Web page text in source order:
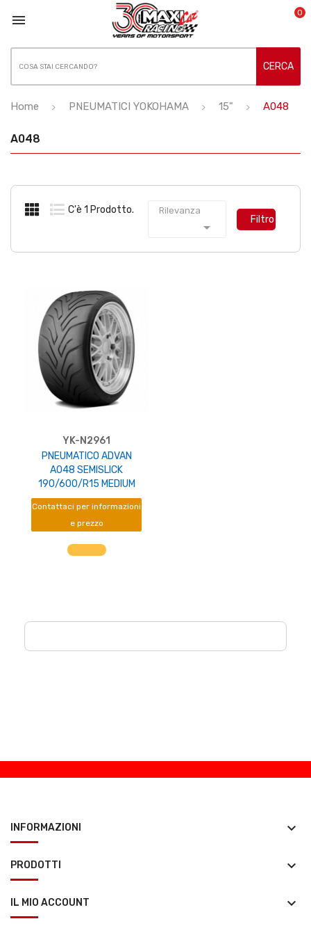
 0
CERCA
Home PNEUMATICI YOKOHAMA 15" A048
A048
C'è 1 Prodotto. Rilevanza
 Filtro
YK-N2961
PNEUMATICO ADVAN
A048 SEMISLICK
190/600/R15 MEDIUM
Contattaci per informazioni
e prezzo
INFORMAZIONI keyboard_arrow_down
PRODOTTI keyboard_arrow_down
IL MIO ACCOUNT keyboard_arrow_down